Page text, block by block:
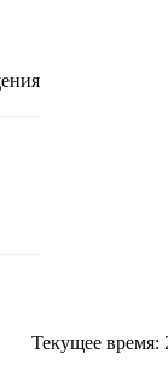
Текущее время: